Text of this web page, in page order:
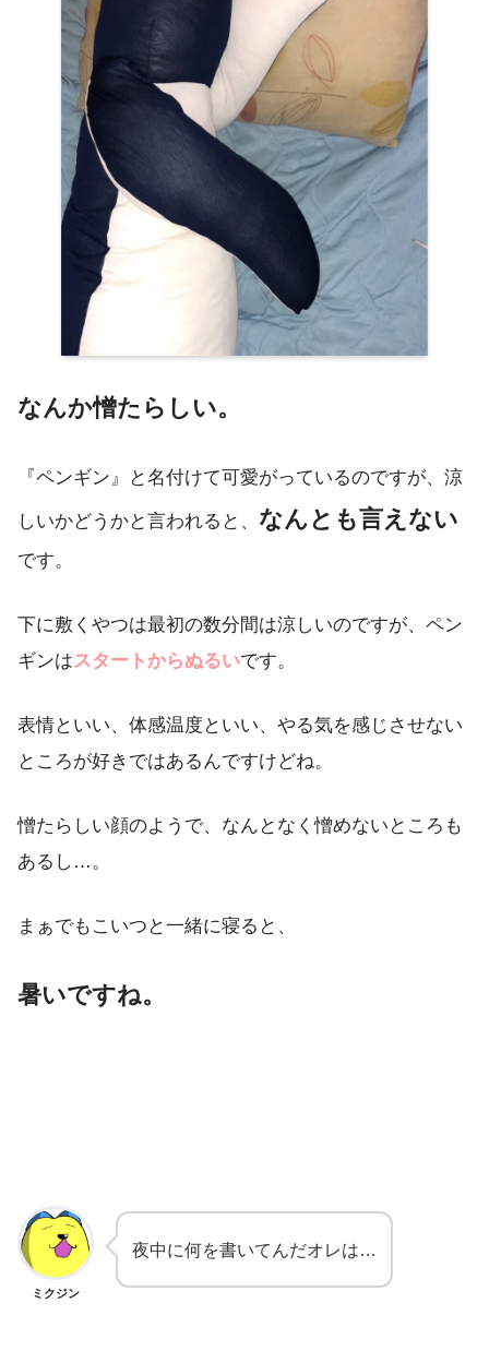
なんか憎たらしい。
『ペンギン』と名付けて可愛がっているのですが、涼
しいかどうかと言われると、 なんとも言えない
です。
下に敷くやつは最初の数分間は涼しいのですが、ペン
ギンはスタートからぬるいです。
表情といい、体感温度といい、やる気を感じさせない
ところが好きではあるんですけどね。
憎たらしい顔のようで、なんとなく憎めないところも
あるし…。
まぁでもこいつと一緒に寝ると、
暑いですね。
ミクジン
夜中に何を書いてんだオレは…